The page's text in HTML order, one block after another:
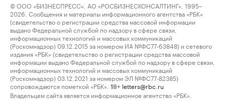
© ООО «БИЗНЕСПРЕСС», АО «РОСБИЗНЕСКОНСАЛТИНГ», 1995–
2026. Сообщения и материалы информационного агентства «РБК»
(свидетельство о регистрации средства массовой информации
выдано Федеральной службой по надзору в сфере связи,
информационных технологий и массовых коммуникаций
(Роскомнадзор) 09.12.2015 за номером ИА №ФС77-63848) и сетевого
издания «РБК» (свидетельство о регистрации средства массовой
информации выдано Федеральной службой по надзору в сфере связи,
информационных технологий и массовых коммуникаций
(Роскомнадзор) 03.12.2021 за номером ЭЛ №ФС77-82385)
сопровождаются пометкой «РБК».
18+ letters@rbc.ru
Владельцем сайта является информационное агентство «РБК».